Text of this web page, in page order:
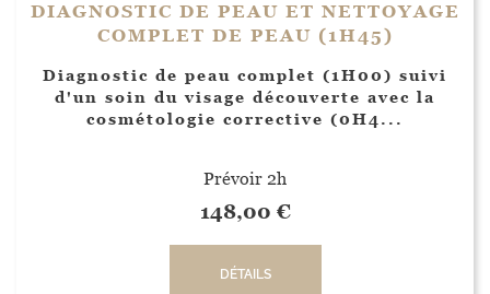
DIAGNOSTIC DE PEAU ET NETTOYAGE
COMPLET DE PEAU (1H45)
Diagnostic de peau complet (1H00) suivi
d'un soin du visage découverte avec la
cosmétologie corrective (0H4...
Prévoir 2h
148,00 €
DÉTAILS